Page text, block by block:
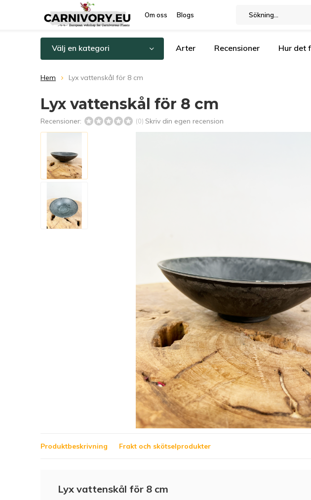
Om oss Blogs
Välj en kategori Arter Recensioner Hur det
Hem Lyx vattenskål för 8 cm
Lyx vattenskål för 8 cm
Recensioner: (0) Skriv din egen recension
Produktbeskrivning Frakt och skötselprodukter
Lyx vattenskål för 8 cm